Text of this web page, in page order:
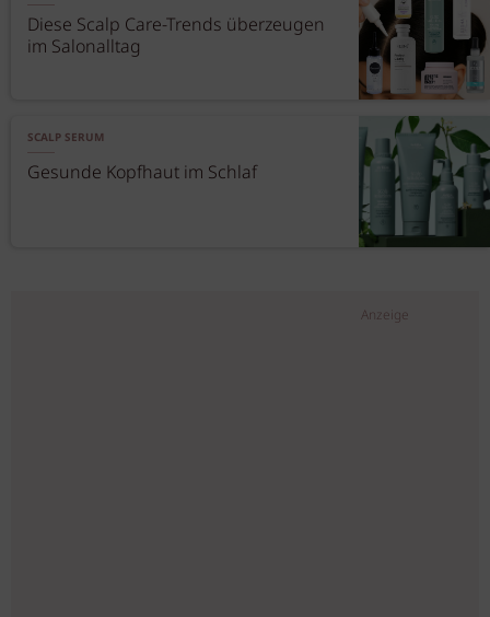
Diese Scalp Care-Trends überzeugen
im Salonalltag
SCALP SERUM
Gesunde Kopfhaut im Schlaf
Anzeige